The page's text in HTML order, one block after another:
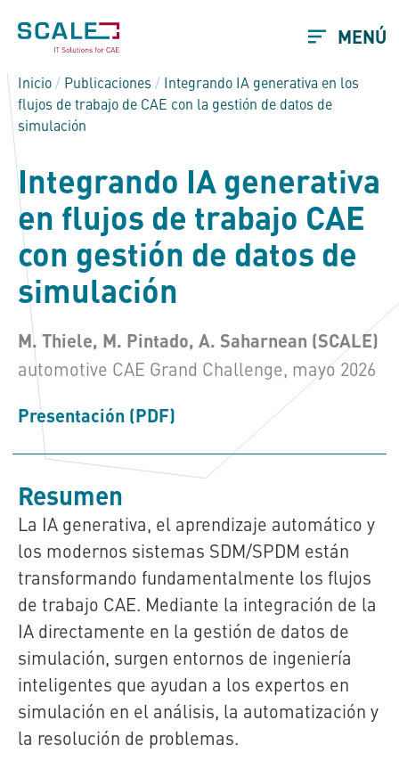
MENÚ
Inicio / Publicaciones / Integrando IA generativa en los
flujos de trabajo de CAE con la gestión de datos de
simulación
Integrando IA generativa
en flujos de trabajo CAE
con gestión de datos de
simulación
M. Thiele, M. Pintado, A. Saharnean (SCALE)
automotive CAE Grand Challenge, mayo 2026
Presentación (PDF)
Resumen
La IA generativa, el aprendizaje automático y
los modernos sistemas SDM/SPDM están
transformando fundamentalmente los flujos
de trabajo CAE. Mediante la integración de la
IA directamente en la gestión de datos de
simulación, surgen entornos de ingeniería
inteligentes que ayudan a los expertos en
simulación en el análisis, la automatización y
la resolución de problemas.